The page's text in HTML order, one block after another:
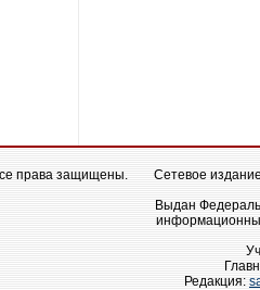
права защищены.
Сетевое
Выдан
Редакция: